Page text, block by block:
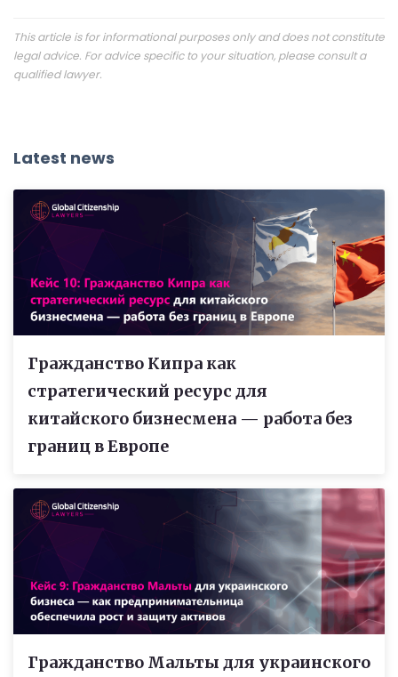
This article is for informational purposes only and does not constitute
legal advice. For advice specific to your situation, please consult a
qualified lawyer.
Latest news
Гражданство Кипра как
стратегический ресурс для
китайского бизнесмена — работа без
границ в Европе
Гражданство Мальты для украинского